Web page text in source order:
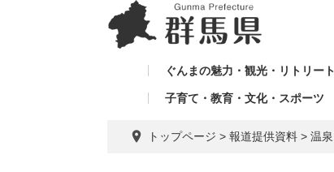
ぐんまの魅力・観光・リトリート
子育て・教育・文化・スポーツ
トップページ > 報道提供資料 > 温